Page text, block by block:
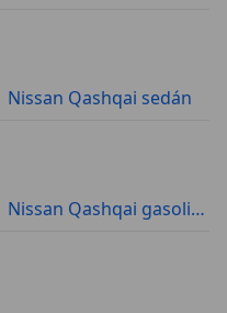
Nissan Qashqai sedán
Nissan Qashqai gasolina